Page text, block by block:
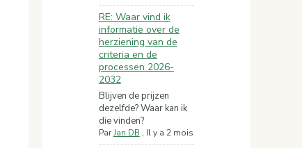
RE: Waar vind ik
informatie over de
herziening van de
criteria en de
processen 2026-
2032
Blijven de prijzen
dezelfde? Waar kan ik
die vinden?
ParJan DB , Il y a 2 mois